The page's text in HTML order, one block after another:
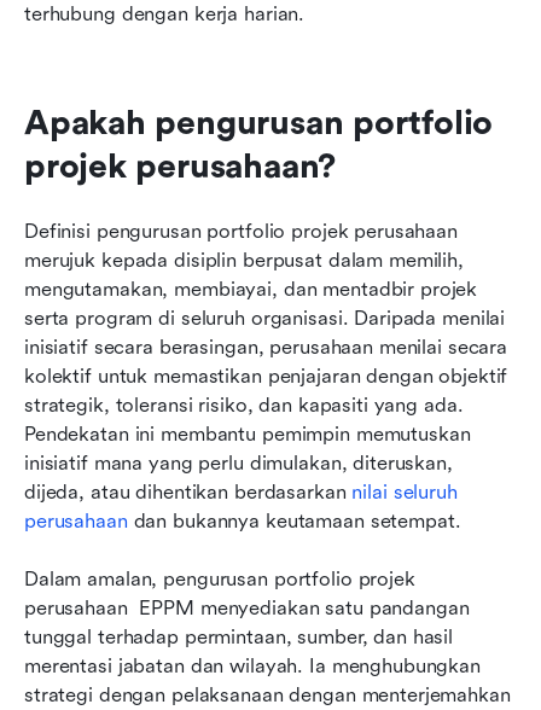
terhubung dengan kerja harian.
Apakah pengurusan portfolio
projek perusahaan?
Definisi pengurusan portfolio projek perusahaan
merujuk kepada disiplin berpusat dalam memilih,
mengutamakan, membiayai, dan mentadbir projek
serta program di seluruh organisasi. Daripada menilai
inisiatif secara berasingan, perusahaan menilai secara
kolektif untuk memastikan penjajaran dengan objektif
strategik, toleransi risiko, dan kapasiti yang ada.
Pendekatan ini membantu pemimpin memutuskan
inisiatif mana yang perlu dimulakan, diteruskan,
dijeda, atau dihentikan berdasarkan nilai seluruh
perusahaan dan bukannya keutamaan setempat.
Dalam amalan, pengurusan portfolio projek
perusahaan  EPPM menyediakan satu pandangan
tunggal terhadap permintaan, sumber, dan hasil
merentasi jabatan dan wilayah. Ia menghubungkan
strategi dengan pelaksanaan dengan menterjemahkan